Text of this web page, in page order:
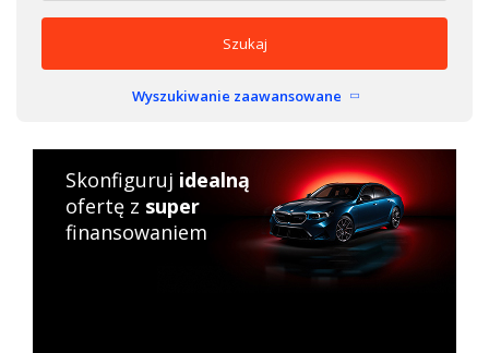
Szukaj
Wyszukiwanie zaawansowane
Skonfiguruj idealną
ofertę z super
finansowaniem